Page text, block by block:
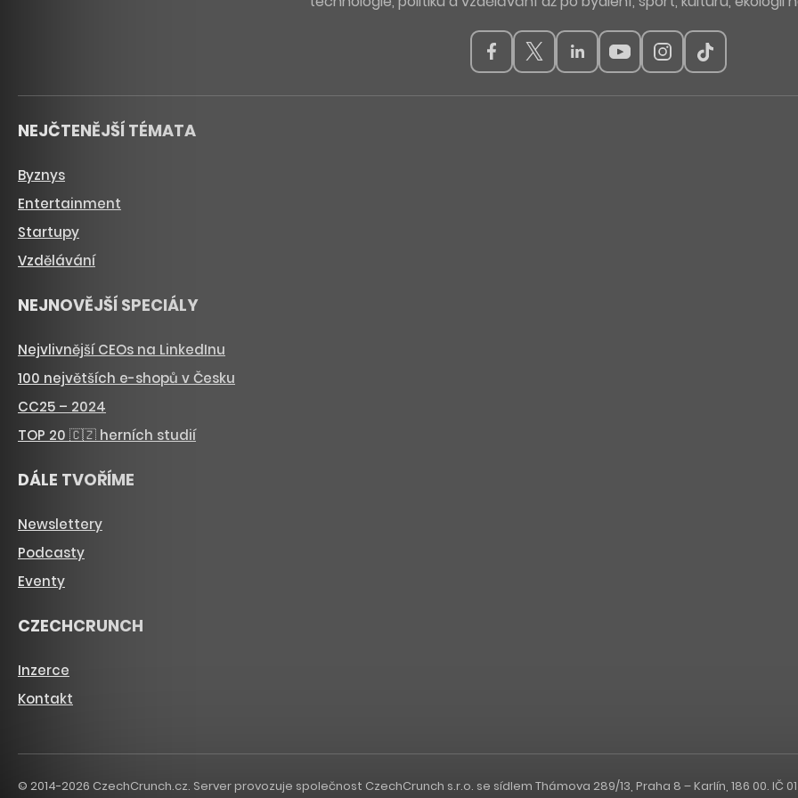
NEJČTENĚJŠÍ TÉMATA
Byznys
Entertainment
Startupy
Vzdělávání
NEJNOVĚJŠÍ SPECIÁLY
Nejvlivnější CEOs na LinkedInu
100 největších e-shopů v Česku
CC25 – 2024
TOP 20 🇨🇿 herních studií
DÁLE TVOŘÍME
Newslettery
Podcasty
Eventy
CZECHCRUNCH
Inzerce
Kontakt
© 2014-2026 CzechCrunch.cz. Server provozuje společnost CzechCrunch s.r.o. se sídlem Thámova 289/13, Praha 8 – Karlín, 186 00. IČ